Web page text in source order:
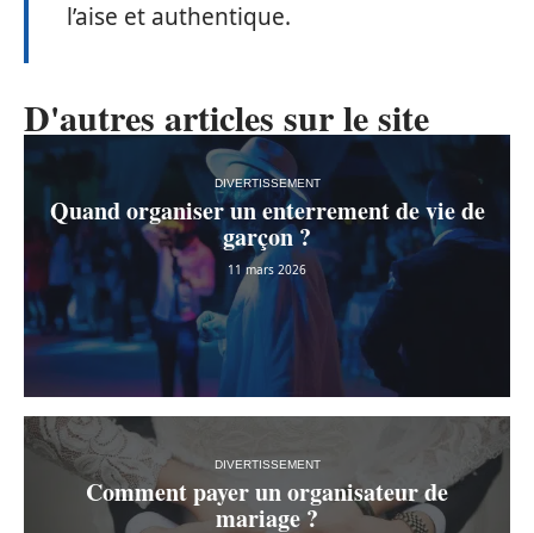
l’aise et authentique.
D'autres articles sur le site
DIVERTISSEMENT
Quand organiser un enterrement de vie de
garçon ?
11 mars 2026
DIVERTISSEMENT
Comment payer un organisateur de
mariage ?